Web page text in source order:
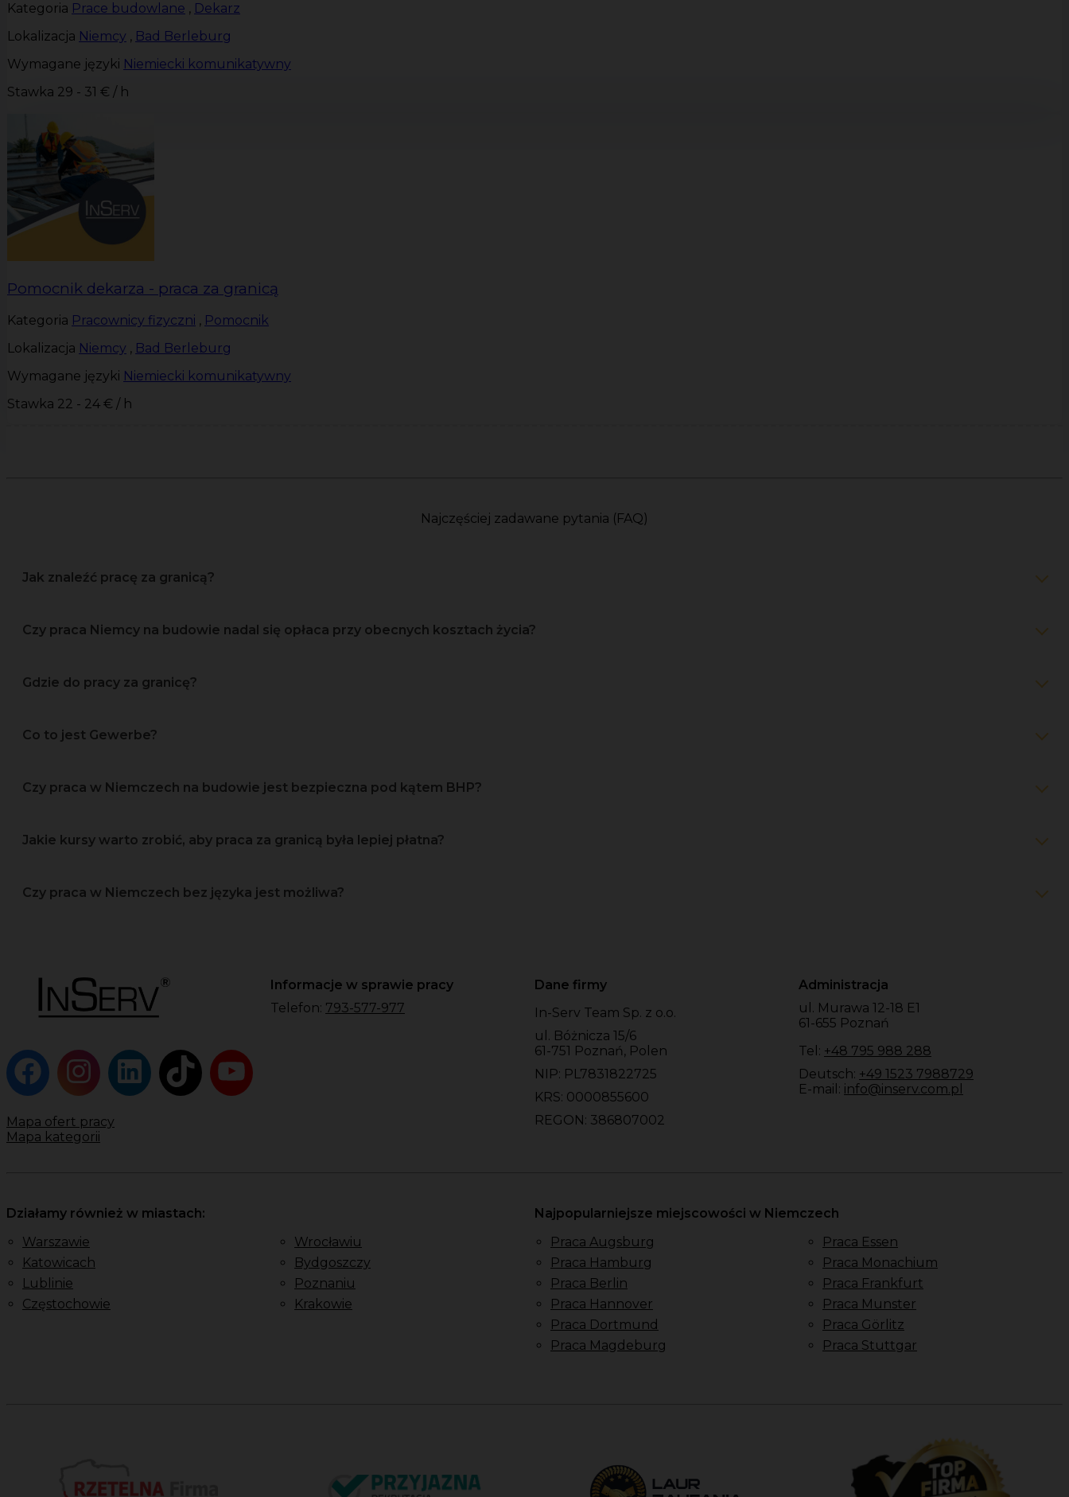
Kategoria Prace budowlane , Dekarz
Lokalizacja Niemcy , Bad Berleburg
Wymagane języki Niemiecki komunikatywny
Stawka 29 - 31 € / h
Pomocnik dekarza - praca za granicą
Kategoria Pracownicy fizyczni , Pomocnik
Lokalizacja Niemcy , Bad Berleburg
Wymagane języki Niemiecki komunikatywny
Stawka 22 - 24 € / h
Najczęściej zadawane pytania (FAQ)
Jak znaleźć pracę za granicą?
Czy praca Niemcy na budowie nadal się opłaca przy obecnych kosztach życia?
Gdzie do pracy za granicę?
Co to jest Gewerbe?
Czy praca w Niemczech na budowie jest bezpieczna pod kątem BHP?
Jakie kursy warto zrobić, aby praca za granicą była lepiej płatna?
Czy praca w Niemczech bez języka jest możliwa?
Mapa ofert pracy
Mapa kategorii
Informacje w sprawie pracy
Telefon: 793-577-977
Dane firmy
In-Serv Team Sp. z o.o.
ul. Bóżnicza 15/6
61-751 Poznań, Polen
NIP: PL7831822725
KRS: 0000855600
REGON: 386807002
Administracja
ul. Murawa 12-18 E1
61-655 Poznań
Tel: +48 795 988 288
Deutsch: +49 1523 7988729
E-mail: info@inserv.com.pl
Działamy również w miastach:
Warszawie
Katowicach
Lublinie
Częstochowie
Wrocławiu
Bydgoszczy
Poznaniu
Krakowie
Najpopularniejsze miejscowości w Niemczech
Praca Augsburg
Praca Hamburg
Praca Berlin
Praca Hannover
Praca Dortmund
Praca Magdeburg
Praca Essen
Praca Monachium
Praca Frankfurt
Praca Munster
Praca Görlitz
Praca Stuttgar